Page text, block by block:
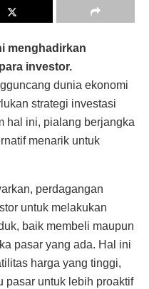
menghadirkan
investor.
dunia ekonomi
strategi investasi
hal ini, pialang berjangka
menarik untuk
perdagangan
untuk melakukan
baik membeli maupun
pasar yang ada. Hal ini
harga yang tinggi,
pasar untuk lebih proaktif